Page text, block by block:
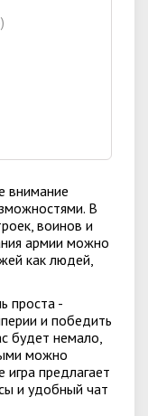
)
внимание
В
воинов и
армии можно
как людей,
проста -
и победить
будет немало,
можно
предлагает
и удобный чат